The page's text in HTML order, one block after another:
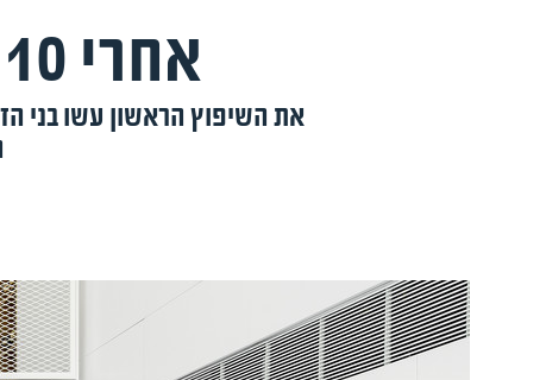
אחרי 10 שנים עשו שיפוץ נוסף ומשגע
את השיפוץ הראשון עשו בני